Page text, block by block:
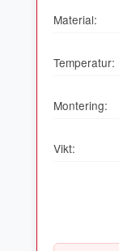
Material:
Temperatur:
Montering:
Vikt: